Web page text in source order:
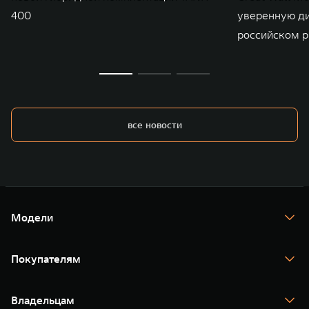
400
уверенную
российском
все новости
Модели
TANK 400
TANK 500
Покупателям
Тест-драйв
TANK Финансы
Владельцам